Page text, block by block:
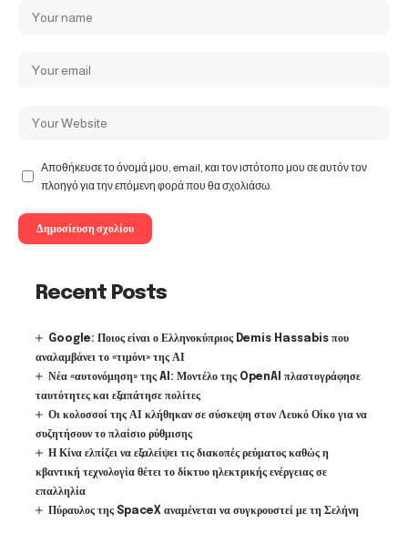
Αποθήκευσε το όνομά μου, email, και τον ιστότοπο μου σε αυτόν τον
πλοηγό για την επόμενη φορά που θα σχολιάσω.
Recent Posts
Google: Ποιος είναι ο Ελληνοκύπριος Demis Hassabis που
αναλαμβάνει το «τιμόνι» της ΑΙ
Νέα «αυτονόμηση» της AI: Μοντέλο της OpenAI πλαστογράφησε
ταυτότητες και εξαπάτησε πολίτες
Οι κολοσσοί της ΑΙ κλήθηκαν σε σύσκεψη στον Λευκό Οίκο για να
συζητήσουν το πλαίσιο ρύθμισης
Η Κίνα ελπίζει να εξαλείψει τις διακοπές ρεύματος καθώς η
κβαντική τεχνολογία θέτει το δίκτυο ηλεκτρικής ενέργειας σε
επαλληλία
Πύραυλος της SpaceX αναμένεται να συγκρουστεί με τη Σελήνη